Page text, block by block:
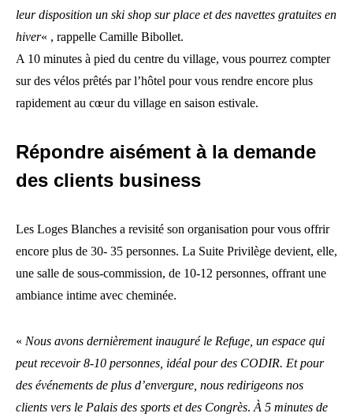
leur disposition un ski shop sur place et des navettes gratuites en
hiver« , rappelle Camille Bibollet.
A 10 minutes à pied du centre du village, vous pourrez compter
sur des vélos prêtés par l’hôtel pour vous rendre encore plus
rapidement au cœur du village en saison estivale.
Répondre aisément à la demande
des clients business
Les Loges Blanches a revisité son organisation pour vous offrir
encore plus de 30- 35 personnes. La Suite Privilège devient, elle,
une salle de sous-commission, de 10-12 personnes, offrant une
ambiance intime avec cheminée.
« Nous avons dernièrement inauguré le Refuge, un espace qui
peut recevoir 8-10 personnes, idéal pour des CODIR. Et pour
des événements de plus d’envergure, nous redirigeons nos
clients vers le Palais des sports et des Congrès. À 5 minutes de